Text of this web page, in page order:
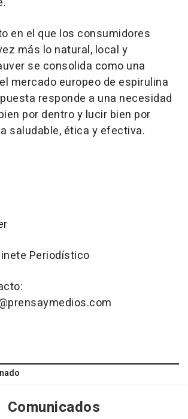
en el que los consumidores
más lo natural, local y
se consolida como una
mercado europeo de espirulina
responde a una necesidad
por dentro y lucir bien por
saludable, ética y efectiva.
Periodístico
Comunicados